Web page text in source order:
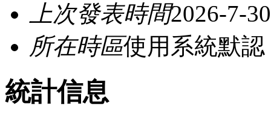
上次發表時間2026-7-
所在時區使用系統默認
統計信息